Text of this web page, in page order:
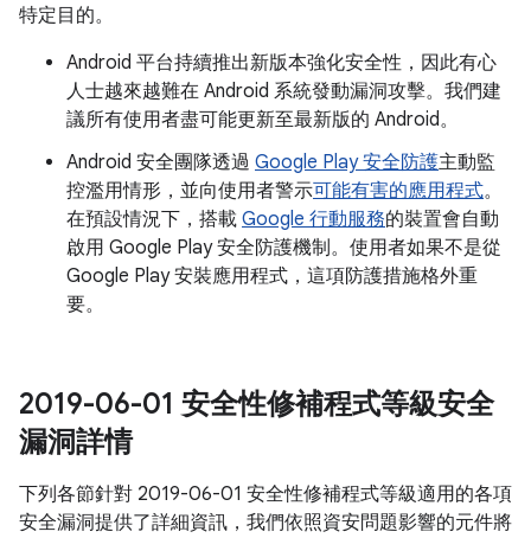
特定目的。
Android 平台持續推出新版本強化安全性，因此有心
人士越來越難在 Android 系統發動漏洞攻擊。我們建
議所有使用者盡可能更新至最新版的 Android。
Android 安全團隊透過 Google Play 安全防護主動監
控濫用情形，並向使用者警示可能有害的應用程式。
在預設情況下，搭載 Google 行動服務的裝置會自動
啟用 Google Play 安全防護機制。使用者如果不是從
Google Play 安裝應用程式，這項防護措施格外重
要。
2019-06-01 安全性修補程式等級安全
漏洞詳情
下列各節針對 2019-06-01 安全性修補程式等級適用的各項
安全漏洞提供了詳細資訊，我們依照資安問題影響的元件將